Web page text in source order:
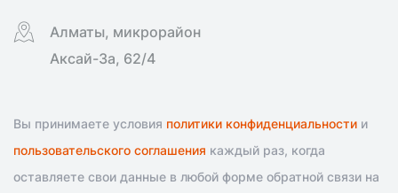
Алматы, микрорайон
Аксай-3а, 62/4
Вы принимаете условия политики конфиденциальности и
пользовательского соглашения каждый раз, когда
оставляете свои данные в любой форме обратной связи на